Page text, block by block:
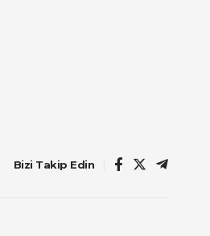
Bizi Takip Edin